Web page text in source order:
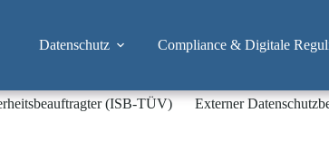
Datenschutz Compliance & Digitale
(ISB-TÜV) Externer